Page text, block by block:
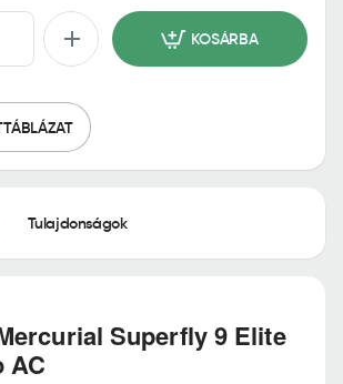
KOSÁRBA
Tulajdonságok
Superfly 9 Elite
AC